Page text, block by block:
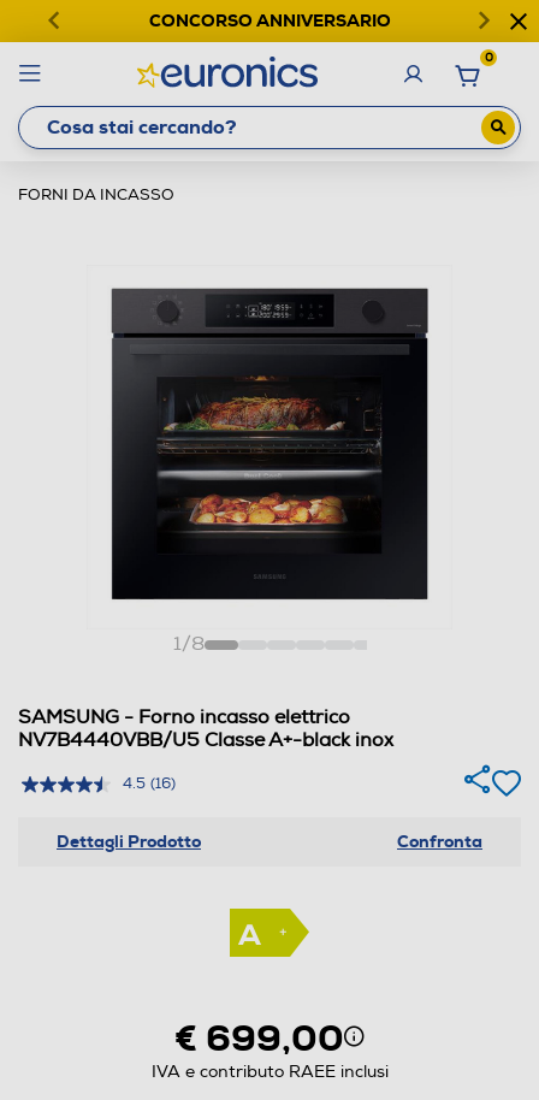
CONCORSO ANNIVERSARIO
0
FORNI DA INCASSO
1/8
SAMSUNG - Forno incasso elettrico
NV7B4440VBB/U5 Classe A+-black inox
4.5 (16)
Dettagli Prodotto Confronta
€ 699,00
IVA e contributo RAEE inclusi